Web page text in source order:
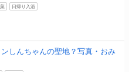
日帰り入浴
しんちゃんの聖地？写真・おみ